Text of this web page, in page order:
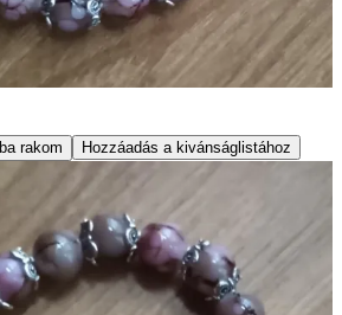
rakom Hozzáadás a kivánságlistához